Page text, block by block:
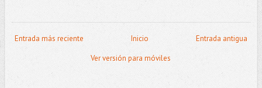
Entrada más reciente Entrada antigua
Inicio
Ver versión para móviles